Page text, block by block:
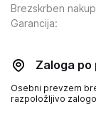
Brezskrben nakup
Garancija:
Zaloga po
Osebni prevzem
razpoložljivo zalogo